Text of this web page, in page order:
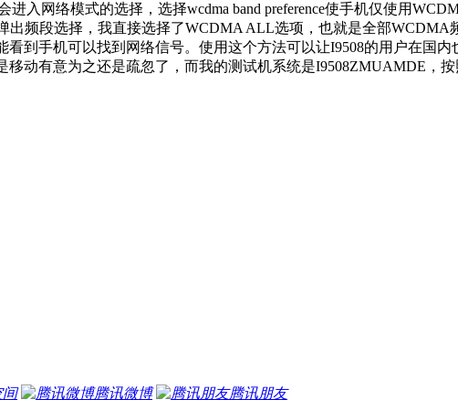
进入网络模式的选择，选择wcdma band preference使手机仅使用
出频段选择，我直接选择了WCDMA ALL选项，也就是全部WCDMA
看到手机可以找到网络信号。使用这个方法可以让I9508的用户在国
移动有意为之还是疏忽了，而我的测试机系统是I9508ZMUAMDE，
间 腾讯微博 腾讯朋友